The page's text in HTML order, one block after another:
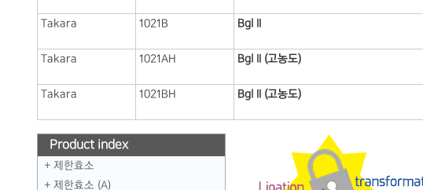
Takara 1021B Bgl II
Takara 1021AH Bgl II (고농도)
Takara 1021BH Bgl II (고농도)
Product index
제한효소
제한효소 (A)